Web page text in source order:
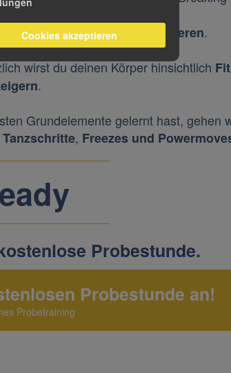
ausgebildeten Trainer trainieren.
wirst du deinen Körper hinsichtlich
.
Grundelemente gelernt hast, gehen
Tanzschritte, Freezes und
Probestunde.
Probestunde an!
Probetraining
Cookies akzeptieren